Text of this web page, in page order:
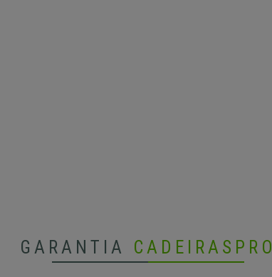
GARANTIA CADEIRASPRO